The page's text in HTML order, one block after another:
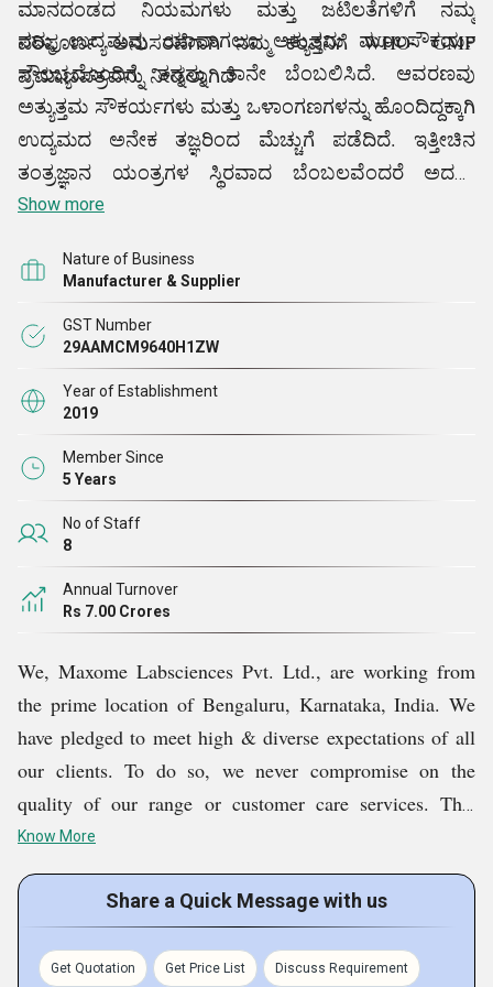
ಮಾನದಂಡದ ನಿಯಮಗಳು ಮತ್ತು ಜಟಿಲತೆಗಳಿಗೆ ನಮ್ಮ
ಪರಿಪೂರ್ಣ ಅನುಸರಣೆಗಾಗಿ ನಮ್ಮ ಕಂಪನಿಗೆ WHO- GMP
ಪ್ರಮಾಣಪತ್ರವನ್ನು ನೀಡಲಾಗಿದೆ
ನಮ್ಮ ಉದ್ಯಮವು ಯಾವಾಗಲೂ ಅತ್ಯುತ್ತಮ ಮೂಲಸೌಕರ್ಯ
ಸೌಲಭ್ಯದೊಂದಿಗೆ ತನ್ನನ್ನು ತಾನೇ ಬೆಂಬಲಿಸಿದೆ. ಆವರಣವು
ಅತ್ಯುತ್ತಮ ಸೌಕರ್ಯಗಳು ಮತ್ತು ಒಳಾಂಗಣಗಳನ್ನು ಹೊಂದಿದ್ದಕ್ಕಾಗಿ
ಉದ್ಯಮದ ಅನೇಕ ತಜ್ಞರಿಂದ ಮೆಚ್ಚುಗೆ ಪಡೆದಿದೆ. ಇತ್ತೀಚಿನ
ತಂತ್ರಜ್ಞಾನ ಯಂತ್ರಗಳ ಸ್ಥಿರವಾದ ಬೆಂಬಲವೆಂದರೆ ಅದನ್ನು
ಉತ್ತಮವಾಗಿಸುತ್ತದೆ. ಇದಲ್ಲದೆ, ಉತ್ಪಾದನಾ ಸಿಬ್ಬಂದಿ, ಗುಣಮಟ್ಟ-
ವ್ಯಕ್ತಿಗಳ ನುರಿತ ತಂಡದ ಜಾಗೃತಿ ಸಹ ಉದ್ಯಮದಲ್ಲಿ ಹೆಚ್ಚಿನ ಸ್ಥಾನ
ಪಡೆಯುವಂತೆ ಮಾಡುತ್ತದೆ. ಡೊಮೇನ್ನ ಮಾನದಂಡಗಳಿಗೆ
ಅನುಗುಣವಾಗಿ ಈ ಸೌಲಭ್ಯವನ್ನು ಕಾಪಾಡಿಕೊಳ್ಳುವತ್ತ ನಾವು ಹೆಚ್ಚು
ಗಮನ ಹರಿಸುತ್ತೇವೆ.ಇದು ನಿಯಮಿತವಾಗಿ ಹೈ ಪ್ರೆಸಿಷನ್ ಮೆಟಲ್
ವಿಶ್ಲೇಷಣಾತ್ಮಕ ಸಮತೋಲನ,
ಪಾಲಿಪ್ರೊಪಿಲೀನ್ ಮೈಕ್ರೋ ಸೆಂಟ್ರಿಫ್ಯೂಜ್ ಟ್ಯೂಬ್ ಬಾಕ್ಸ್ ಅನ್ನು
ತಡೆರಹಿತ ವಿಂಗ ವೈಡ್ ಮೌತ್ ಕಾರಕ ಬಾಟಲ್, ಮಿನಿ
ಇನ್ಕ್ಯುಬೇಟರ್,ಇತ್ಯಾದಿ ನಮ್ಮ ಶ್ರೇ
ಣಿಯ ಗುಣಮಟ್ಟವನ್ನು
ಹೆಚ್ಚಿಸಲು ಹಾಗೂ ಕೆಲಸ ಮಾಡಲು ಭವಿಷ್ಯದಲ್ಲಿ ನಮ್ಮ
ಮೂಲಸೌಕರ್ಯ ಸೌಲಭ್ಯವನ್ನು ವಿಸ್ತರಿಸಲು ಮತ್ತು ಸುಧಾರಿಸಲು
ನಾವು ಯೋಜಿಸುತ್ತೇವೆ.
Show more
Nature of Business
Manufacturer & Supplier
GST Number
29AAMCM9640H1ZW
Year of Establishment
2019
Member Since
5 Years
No of Staff
8
Annual Turnover
Rs 7.00 Crores
We, Maxome Labsciences Pvt. Ltd., are working from
the prime location of Bengaluru, Karnataka, India. We
have pledged to meet high & diverse expectations of all
our clients. To do so, we never compromise on the
quality of our range or customer care services. This
quality focus allows us to satisfy our huge clientele to
the fullest. Further, our company concentrates on always
presenting seamless, durable, and reliable
Consumables, Cryo Gloves,Analytical Instruments,
Centrifuge Tubes, etc. Only quality-accredited items
Know More
Share a Quick Message with us
Get Quotation Get Price List Discuss Requirement